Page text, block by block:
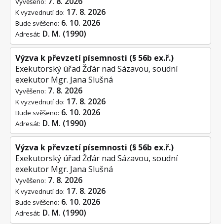
Adresát: D. M. (1990)
K vyzvednutí do: 17. 8. 2026
Bude svěšeno: 6. 10. 2026
Výzva k převzetí písemnosti (§ 56b ex.ř.)
Exekutorský úřad Žďár nad Sázavou, soudní
exekutor Mgr. Jana Slušná
Vyvěšeno: 7. 8. 2026
Adresát: D. M. (1990)
K vyzvednutí do: 17. 8. 2026
Bude svěšeno: 6. 10. 2026
Výzva k převzetí písemnosti (§ 56b ex.ř.)
Exekutorský úřad Žďár nad Sázavou, soudní
exekutor Mgr. Jana Slušná
Vyvěšeno: 7. 8. 2026
Adresát: D. M. (1990)
K vyzvednutí do: 17. 8. 2026
Bude svěšeno: 6. 10. 2026